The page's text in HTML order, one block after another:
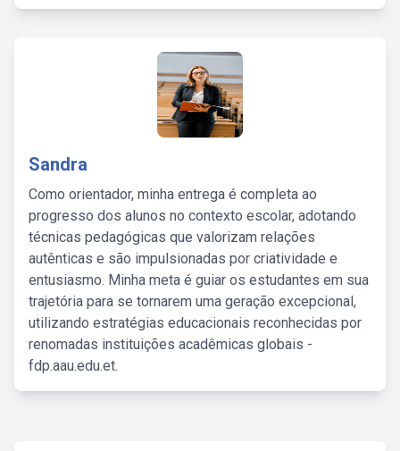
Sandra
Como orientador, minha entrega é completa ao
progresso dos alunos no contexto escolar, adotando
técnicas pedagógicas que valorizam relações
autênticas e são impulsionadas por criatividade e
entusiasmo. Minha meta é guiar os estudantes em sua
trajetória para se tornarem uma geração excepcional,
utilizando estratégias educacionais reconhecidas por
renomadas instituições acadêmicas globais -
fdp.aau.edu.et.